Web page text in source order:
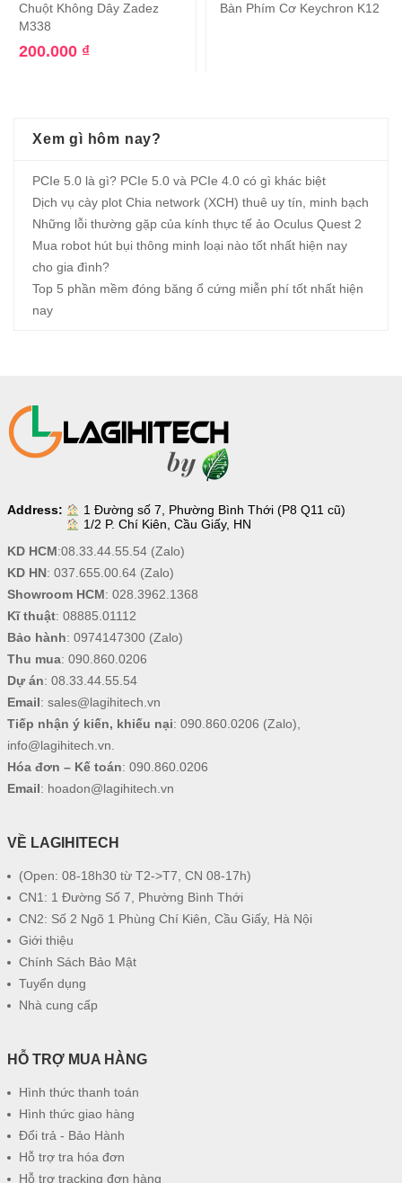
Chuột Không Dây Zadez
M338
200.000 ₫
Bàn Phím Cơ Keychron K12
Xem gì hôm nay?
PCIe 5.0 là gì? PCIe 5.0 và PCIe 4.0 có gì khác biệt
Dịch vụ cày plot Chia network (XCH) thuê uy tín, minh bạch
Những lỗi thường gặp của kính thực tế ảo Oculus Quest 2
Mua robot hút bụi thông minh loại nào tốt nhất hiện nay
cho gia đình?
Top 5 phần mềm đóng băng ổ cứng miễn phí tốt nhất hiện
nay
Address:
1 Đường số 7, Phường Bình Thới (P8 Q11 cũ)
1/2 P. Chí Kiên, Cầu Giấy, HN
KD HCM:08.33.44.55.54(Zalo)
KD HN: 037.655.00.64(Zalo)
Showroom HCM: 028.3962.1368
Kĩ thuật: 08885.01112
Bảo hành: 0974147300(Zalo)
Thu mua: 090.860.0206
Dự án: 08.33.44.55.54
Email: sales@lagihitech.vn
Tiếp nhận ý kiến, khiếu nại: 090.860.0206 (Zalo),
info@lagihitech.vn
Hóa đơn – Kế toán: 090.860.0206
Email: hoadon@lagihitech.vn
VỀ LAGIHITECH
(Open: 08-18h30 từ T2->T7, CN 08-17h)
CN1: 1 Đường Số 7, Phường Bình Thới
CN2: Số 2 Ngõ 1 Phùng Chí Kiên, Cầu Giấy, Hà Nội
Giới thiệu
Chính Sách Bảo Mật
Tuyển dụng
Nhà cung cấp
HỖ TRỢ MUA HÀNG
Hình thức thanh toán
Hình thức giao hàng
Đổi trả - Bảo Hành
Hỗ trợ tra hóa đơn
Hỗ trợ tracking đơn hàng